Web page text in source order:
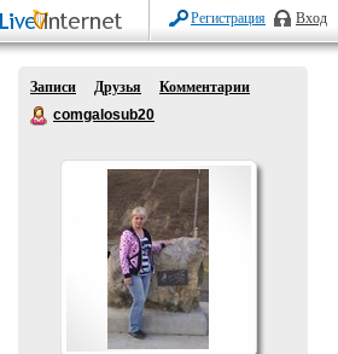
Регистрация Вход
Записи Друзья
Комментарии
comgalosub20